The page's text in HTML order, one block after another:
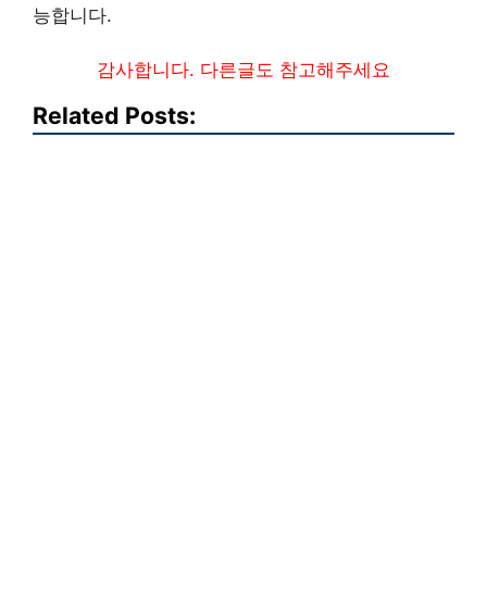
능합니다.
감사합니다. 다른글도 참고해주세요
Related Posts: